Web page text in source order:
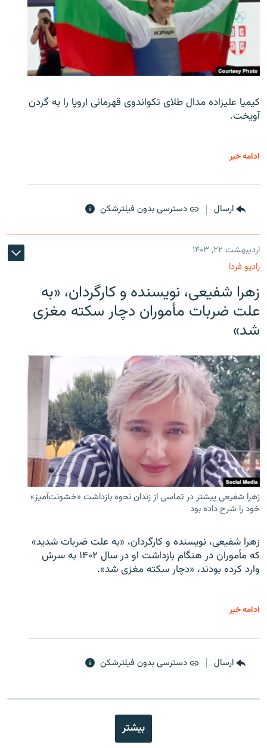
کیمیا علیزاده مدال طلای تکواندوی قهرمانی اروپا را به گردن
آویخت.
ادامه خبر
ارسال دسترسی بدون فیلترشکن
اردیبهشت ۲۲, ۱۴۰۳
رادیو فردا
زهرا شفیعی، نویسنده و کارگردان، «به
علت ضربات مأموران دچار سکته مغزی
شد»
زهرا شفیعی پیشتر در تماسی از زندان نحوه بازداشت «خشونت‌آمیز»
خود را شرح داده بود
زهرا شفیعی، نویسنده و کارگردان، «به علت ضربات شدید»
که مأموران در هنگام بازداشت او در سال ۱۴۰۲ به سرش
وارد کرده بودند، «دچار سکته مغزی شد».
ادامه خبر
ارسال دسترسی بدون فیلترشکن
بیشتر